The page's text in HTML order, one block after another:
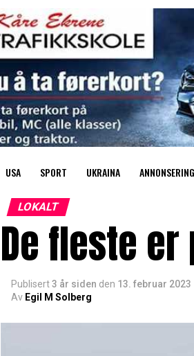
USA SPORT UKRAINA ANNONSERING
LOKALT
De fleste
Publisert3 år siden den 13. februar 2023
Av Egil M Solberg